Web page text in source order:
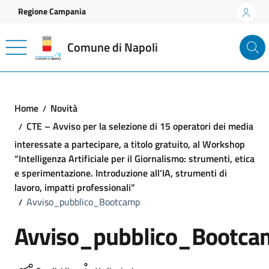
Vai ai contenuti
Vai al footer
Regione Campania
Comune di Napoli
Home
Novità
CTE – Avviso per la selezione di 15 operatori dei media
interessate a partecipare, a titolo gratuito, al Workshop
“Intelligenza Artificiale per il Giornalismo: strumenti, etica
e sperimentazione. Introduzione all’IA, strumenti di
lavoro, impatti professionali”
Avviso_pubblico_Bootcamp